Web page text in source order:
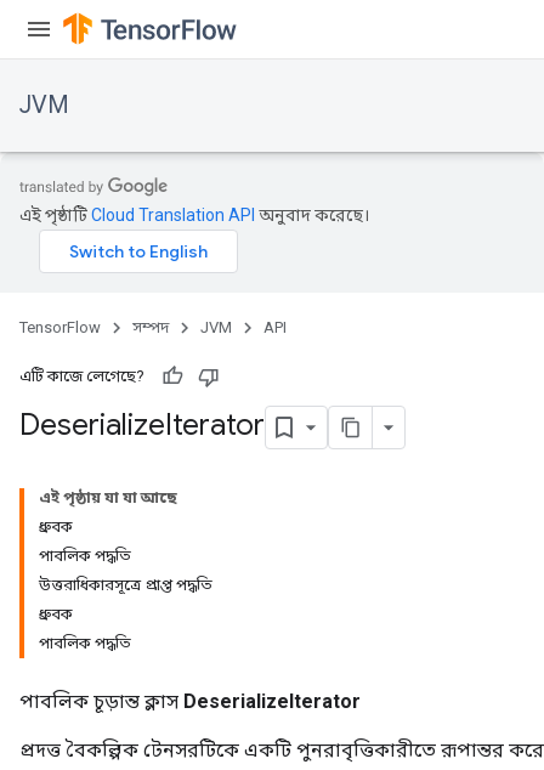
JVM
এই পৃষ্ঠাটিCloud Translation API অনুবাদ করেছে।
TensorFlow সম্পদ JVM API
এটি কাজে লেগেছে?
DeserializeIterator
এই পৃষ্ঠায় যা যা আছে
ধ্রুবক
পাবলিক পদ্ধতি
উত্তরাধিকারসূত্রে প্রাপ্ত পদ্ধতি
ধ্রুবক
পাবলিক পদ্ধতি
পাবলিক চূড়ান্ত ক্লাস DeserializeIterator
প্রদত্ত বৈকল্পিক টেনসরটিকে একটি পুনরাবৃত্তিকারীতে রূপান্তর করে